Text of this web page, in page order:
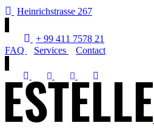
Heinrichstrasse 267
+ 99 411 7578 21
FAQ
Services Contact